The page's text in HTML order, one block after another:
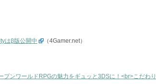
はβ版公開中
（4Gamer.net）
ンワールドRPGの魅力をギュッと3DSに！<br>こだわり